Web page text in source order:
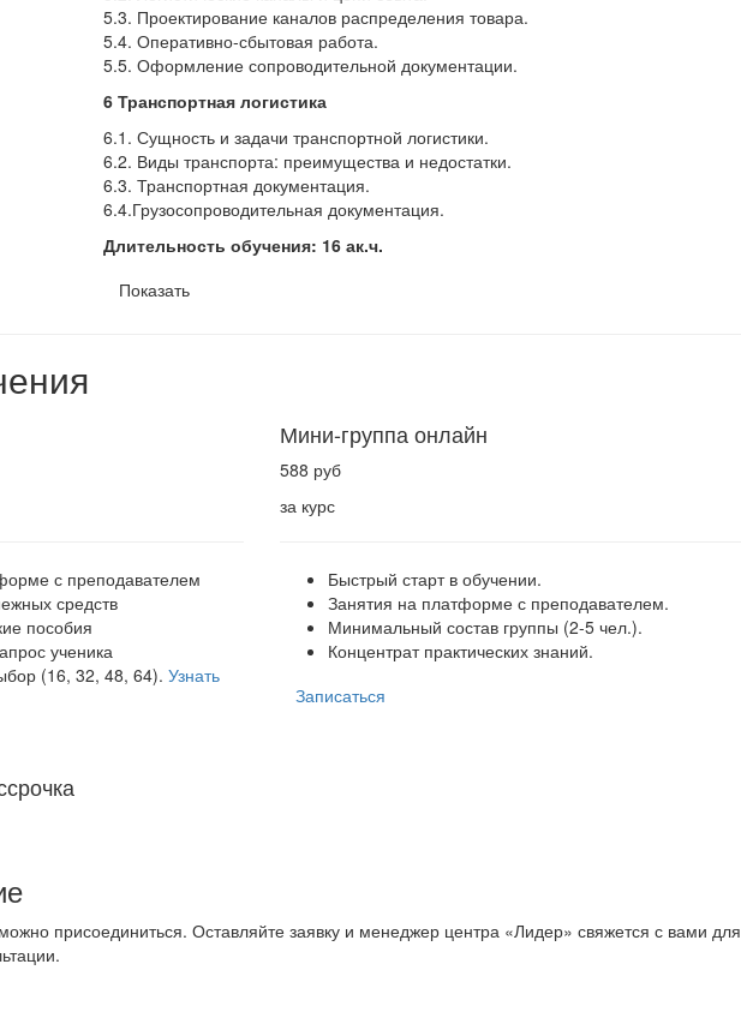
5.3. Проектирование каналов распределения товара.
5.4. Оперативно-сбытовая работа.
5.5. Оформление сопроводительной документации.
6 Транспортная логистика
6.1. Сущность и задачи транспортной логистики.
6.2. Виды транспорта: преимущества и недостатки.
6.3. Транспортная документация.
6.4.Грузосопроводительная документация.
Длительность обучения: 16 ак.ч.
Показать
с преподавателем
средств
пособия
ученика
(16, 32, 48, 64). Узнать
Мини-группа онлайн
588 руб
за курс
Быстрый старт в обучении.
Занятия на платформе с преподавателем.
Минимальный состав группы (2-5 чел.).
Концентрат практических знаний.
Записаться
присоединиться. Оставляйте заявку и менеджер центра «Лидер» свяжется с вами для